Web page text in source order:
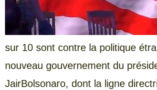
sur 10 sont contre la politique
nouveau gouvernement du
JairBolsonaro, dont la ligne